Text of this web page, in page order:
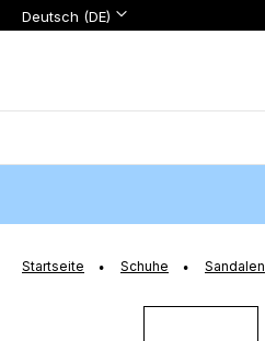
Sprache
Sprache:
Deutsch (DE)
Startseite Schuhe Sandalen